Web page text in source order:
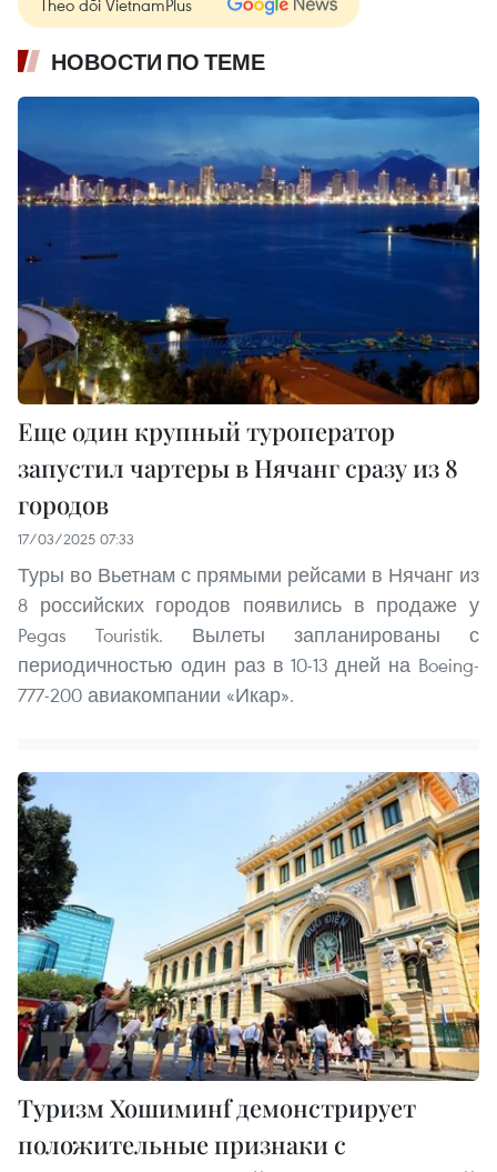
Theo dõi VietnamPlus
НОВОСТИ ПО ТЕМЕ
Еще один крупный туроператор
запустил чартеры в Нячанг сразу из 8
городов
17/03/2025 07:33
Туры во Вьетнам с прямыми рейсами в Нячанг из
8 российских городов появились в продаже у
Pegas Touristik. Вылеты запланированы с
периодичностью один раз в 10-13 дней на Boeing-
777-200 авиакомпании «Икар».
Туризм Хошиминf демонстрирует
положительные признаки с